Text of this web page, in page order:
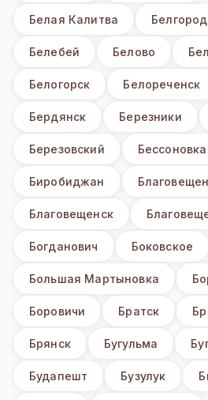
Белая Калитва Белгород
Белебей Белово
Белогорск Белореченск
Бердянск Березники
Березовский Бессоновка
Биробиджан
Благовещенск
Богданович Боковское
Большая Мартыновка
Боровичи Братск
Брянск Бугульма
Будапешт Бузулук